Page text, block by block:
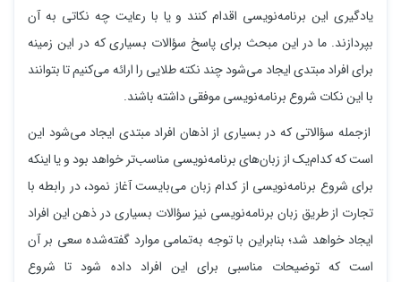
یادگیری این برنامه‌نویسی اقدام کنند و یا با رعایت چه نکاتی به آن
بپردازند. ما در این مبحث برای پاسخ سؤالات بسیاری که در این زمینه
برای افراد مبتدی ایجاد می‌شود چند نکته طلایی را ارائه می‌کنیم تا بتوانند
با این نکات شروع برنامه‌نویسی موفقی داشته باشند.
ازجمله سؤالاتی که در بسیاری از اذهان افراد مبتدی ایجاد می‌شود این
است که کدام‌یک از زبان‌های برنامه‌نویسی مناسب‌تر خواهد بود و یا اینکه
برای شروع برنامه‌نویسی از کدام زبان می‌بایست آغاز نمود، در رابطه با
تجارت از طریق زبان برنامه‌نویسی نیز سؤالات بسیاری در ذهن این افراد
ایجاد خواهد شد؛ بنابراین با توجه به‌تمامی موارد گفته‌شده سعی بر آن
است که توضیحات مناسبی برای این افراد داده شود تا شروع